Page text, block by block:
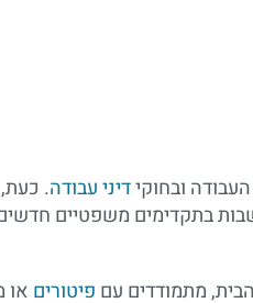
ובחוקידיני עבודה.
בתקדימים משפטיים
מתמודדים עם פיטורים או